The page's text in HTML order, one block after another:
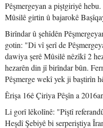
Pêşmergeyan a piştgiriyê
Mûsilê girtin û bajarokê
Birîndar û şehîdên
gotin: "Di vî şerî de
dawiya şerê Mûsilê nêzîkî 2
hezarên din jî birîndar bûn.
Pêşmerge wekî yek ji baştirîn
Êrişa 16ê Çiriya Pêşîn a
Li gorî lêkolînê: "Piştî
Heşdî Şebiyê bi serperiştiya